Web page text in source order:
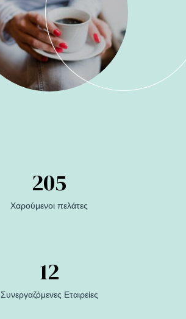
205
Χαρούμενοι πελάτες
12
Συνεργαζόμενες Εταιρείες